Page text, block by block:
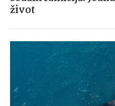
život